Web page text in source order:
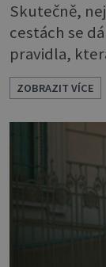
Skutečně,
cestách se
pravidla,
Riziko na
průjmů
se mohou
zeleninou a
přípravě a
ZOBRAZIT VÍCE